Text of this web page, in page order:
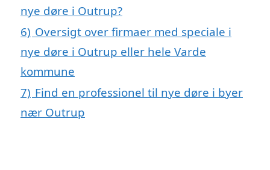
nye døre i Outrup?
6) Oversigt over firmaer med speciale i
nye døre i Outrup eller hele Varde
kommune
7) Find en professionel til nye døre i byer
nær Outrup